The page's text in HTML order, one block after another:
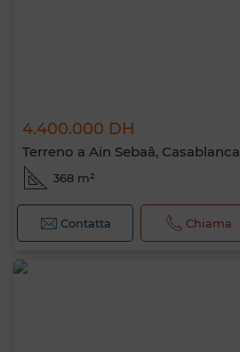
4.400.000 DH
Terreno a Aïn Sebaâ, Casablanca
368 m²
Contatta Chiama